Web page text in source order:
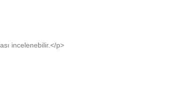
incelenebilir.</p>